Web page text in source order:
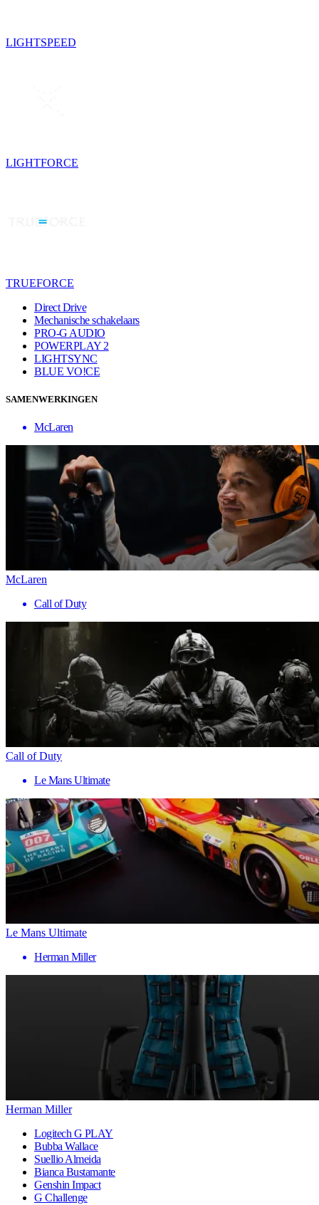
LIGHTSPEED
LIGHTFORCE
TRUEFORCE
Direct Drive
Mechanische schakelaars
PRO-G AUDIO
POWERPLAY 2
LIGHTSYNC
BLUE VO!CE
SAMENWERKINGEN
McLaren
McLaren
Call of Duty
Call of Duty
Le Mans Ultimate
Le Mans Ultimate
Herman Miller
Herman Miller
Logitech G PLAY
Bubba Wallace
Suellio Almeida
Bianca Bustamante
Genshin Impact
G Challenge